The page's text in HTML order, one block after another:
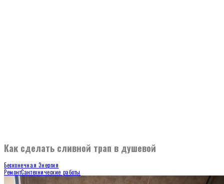
Как сделать сливной трап в душевой
Бесконечная Энергия
РемонтСантехнические работы